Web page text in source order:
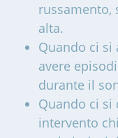
russamento,
alta.
Quando ci si
avere
durante il
Quando ci si
intervento